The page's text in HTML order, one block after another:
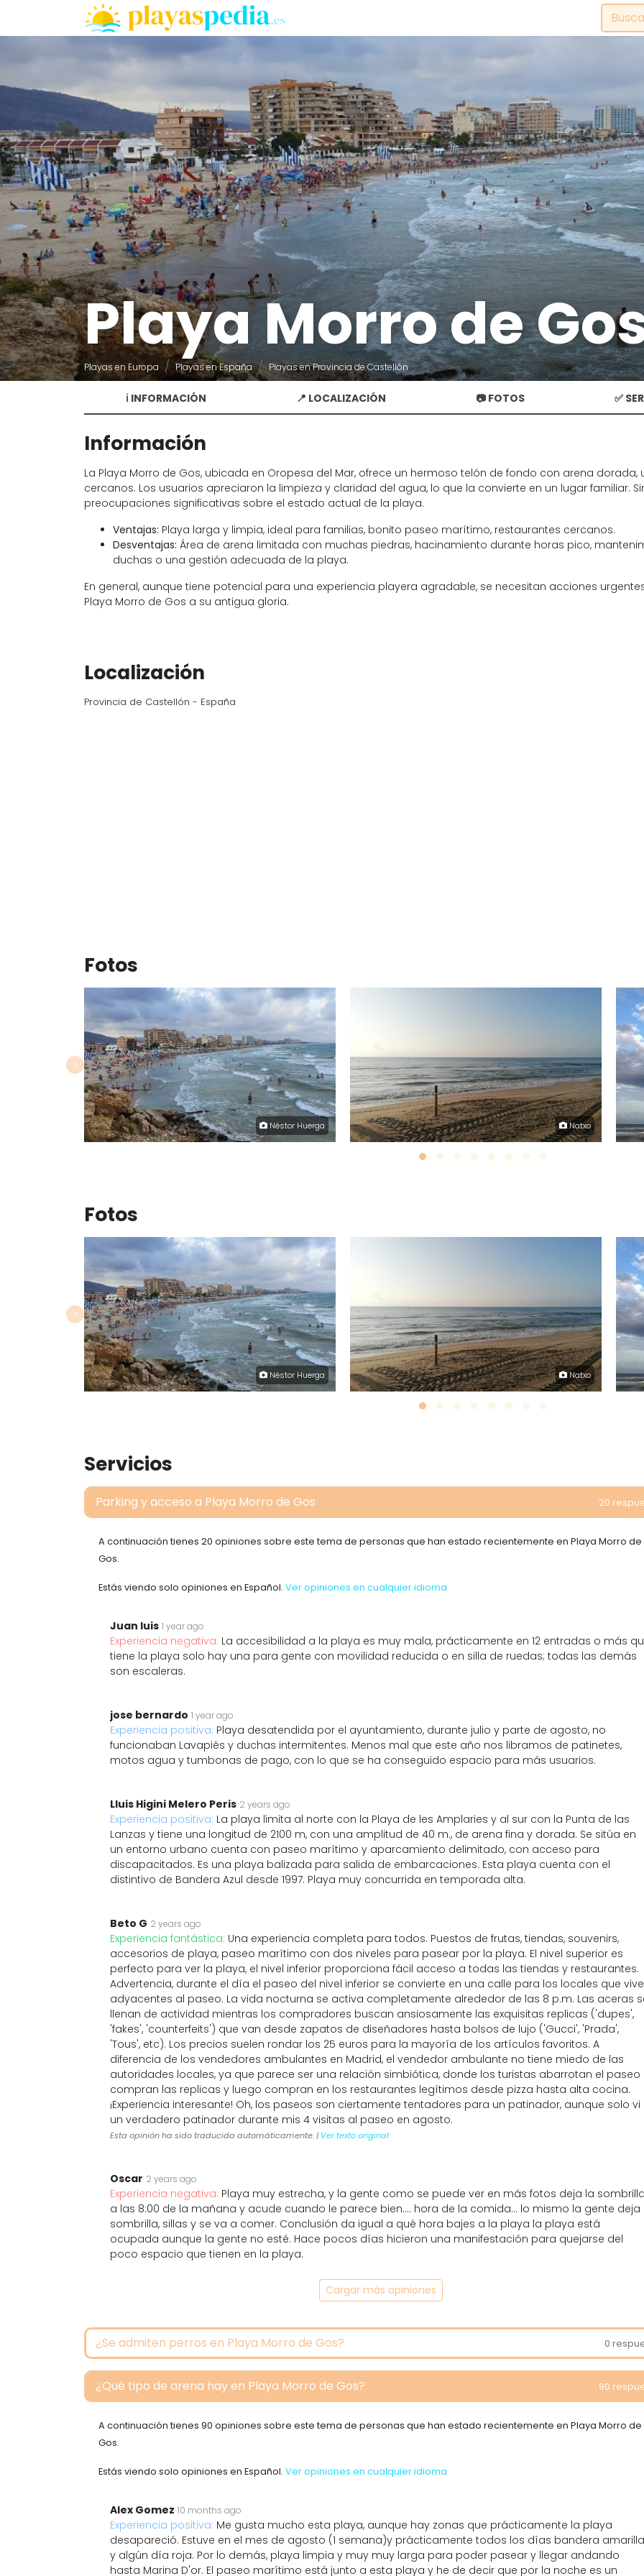
Playa Morro de
Playas en Europa Playas en España Playas en Provincia de Castellón
ℹ️ INFORMACIÓN 📍 LOCALIZACIÓN 📷 FOTOS ✅
Información
La Playa Morro de Gos, ubicada en Oropesa del Mar, ofrece un hermoso telón de fondo con arena
cercanos. Los usuarios apreciaron la limpieza y claridad del agua, lo que la convierte en un lugar familiar.
preocupaciones significativas sobre el estado actual de la playa.
Ventajas: Playa larga y limpia, ideal para familias, bonito paseo marítimo, restaurantes cercanos.
Desventajas: Área de arena limitada con muchas piedras, hacinamiento durante horas pico,
duchas o una gestión adecuada de la playa.
En general, aunque tiene potencial para una experiencia playera agradable, se necesitan acciones
Playa Morro de Gos a su antigua gloria.
Localización
Provincia de Castellón - España
Fotos
Néstor Huerga Natxo
‹
Fotos
Néstor Huerga Natxo
‹
Servicios
Parking y acceso a Playa Morro de Gos 20
A continuación tienes 20 opiniones sobre este tema de personas que han estado recientemente en Playa Morro de
Gos.
Estás viendo solo opiniones en Español. Ver opiniones en cualquier idioma
Juan luis 1 year ago
Experiencia negativa: La accesibilidad a la playa es muy mala, prácticamente en 12 entradas o más
tiene la playa solo hay una para gente con movilidad reducida o en silla de ruedas; todas las demás
son escaleras.
jose bernardo 1 year ago
Experiencia positiva: Playa desatendida por el ayuntamiento, durante julio y parte de agosto, no
funcionaban Lavapiés y duchas intermitentes. Menos mal que este año nos libramos de patinetes,
motos agua y tumbonas de pago, con lo que se ha conseguido espacio para más usuarios.
Lluis Higini Melero Peris 2 years ago
Experiencia positiva: La playa limita al norte con la Playa de les Amplaries y al sur con la Punta de las
Lanzas y tiene una longitud de 2100 m, con una amplitud de 40 m., de arena fina y dorada. Se sitúa en
un entorno urbano cuenta con paseo marítimo y aparcamiento delimitado, con acceso para
discapacitados. Es una playa balizada para salida de embarcaciones. Esta playa cuenta con el
distintivo de Bandera Azul desde 1997. Playa muy concurrida en temporada alta.
Beto G 2 years ago
Experiencia fantástica: Una experiencia completa para todos. Puestos de frutas, tiendas, souvenirs,
accesorios de playa, paseo marítimo con dos niveles para pasear por la playa. El nivel superior es
perfecto para ver la playa, el nivel inferior proporciona fácil acceso a todas las tiendas y restaurantes.
Advertencia, durante el día el paseo del nivel inferior se convierte en una calle para los locales que
adyacentes al paseo. La vida nocturna se activa completamente alrededor de las 8 p.m. Las aceras
llenan de actividad mientras los compradores buscan ansiosamente las exquisitas replicas ('dupes',
'fakes', 'counterfeits') que van desde zapatos de diseñadores hasta bolsos de lujo ('Gucci', 'Prada',
'Tous', etc). Los precios suelen rondar los 25 euros para la mayoría de los artículos favoritos. A
diferencia de los vendedores ambulantes en Madrid, el vendedor ambulante no tiene miedo de las
autoridades locales, ya que parece ser una relación simbiótica, donde los turistas abarrotan el paseo
compran las replicas y luego compran en los restaurantes legítimos desde pizza hasta alta cocina.
¡Experiencia interesante! Oh, los paseos son ciertamente tentadores para un patinador, aunque solo vi
un verdadero patinador durante mis 4 visitas al paseo en agosto.
Esta opinión ha sido traducida automáticamente. | Ver texto original
Oscar 2 years ago
Experiencia negativa: Playa muy estrecha, y la gente como se puede ver en más fotos deja la
a las 8:00 de la mañana y acude cuando le parece bien.... hora de la comida... lo mismo la gente deja
sombrilla, sillas y se va a comer. Conclusión da igual a qué hora bajes a la playa la playa está
ocupada aunque la gente no esté. Hace pocos días hicieron una manifestación para quejarse del
poco espacio que tienen en la playa.
Cargar más opiniones
¿Se admiten perros en Playa Morro de Gos? 0
¿Qué tipo de arena hay en Playa Morro de Gos? 90
A continuación tienes 90 opiniones sobre este tema de personas que han estado recientemente en Playa Morro de
Gos.
Estás viendo solo opiniones en Español. Ver opiniones en cualquier idioma
Alex Gomez 10 months ago
Experiencia positiva: Me gusta mucho esta playa, aunque hay zonas que prácticamente la playa
desapareció. Estuve en el mes de agosto (1 semana)y prácticamente todos los días bandera amarilla
y algún día roja. Por lo demás, playa limpia y muy muy larga para poder pasear y llegar andando
hasta Marina D'or. El paseo marítimo está junto a esta playa y he de decir que por la noche es un